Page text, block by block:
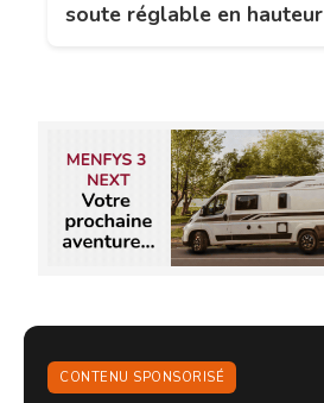
soute réglable en hauteur
CONTENU SPONSORISÉ